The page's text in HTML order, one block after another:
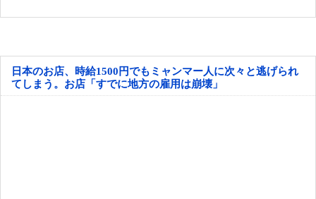
日本のお店、時給1500円でもミャンマー人に次々と逃げられ
てしまう。お店「すでに地方の雇用は崩壊」